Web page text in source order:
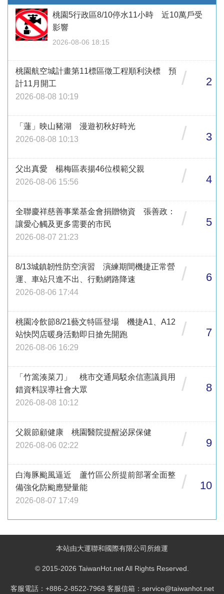
桃園5行政區8/10停水11小時 近10萬戶受
影響
2026-08-06 18:15
桃園航空城計畫第11標區徵工程順利決標 預
計11月開工
2026-08-08 10:19
/ 2
「蓮」映山豬湖 漫遊初秋好時光
2026-08-08 10:13
/ 3
父出真愛 楊梅區表揚46位模範父親
2026-08-06 15:56
/ 4
全聯慶祥慈善事業基金會捐贈物資 張善政：
讓愛心觸及更多需要的市民
2026-08-07 21:23
/ 5
8/13城鎮韌性防空演習 演練期間機捷正常營
運、車站只進不出、行動網路降速
2026-08-06 17:44
/ 6
桃園冷飲節8/21藝文特區登場 機捷A1、A12
站快閃店暖身活動即日搶先開跑
2026-08-06 16:29
/ 7
「竹篙湊菜刀」 桃市交通局駁余信憲議員用
錯資料誤導社會大眾
2026-08-08 10:12
/ 8
父親節顧健康 桃園醫院提醒泌尿保健
2026-08-06 02:22
/ 9
白海豚颱風逼近 蘆竹區公所提前部署全面整
備強化防颱應變量能
2026-08-07 17:49
/ 10
本站由大運聯和國際有限公司所維運
© 2015-2026 TaiwanHot.net All Rights Reserved.
客服電話：+886-2-8522-7968 客服信箱：service@taiwanhot.net